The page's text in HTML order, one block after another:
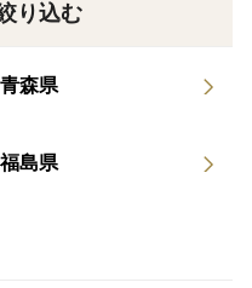
をご賞味下さい。
がりになる前に常温に
あまり常温に置きすぎ
り込む
青森県
福島県